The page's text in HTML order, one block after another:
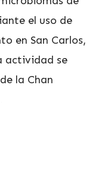
el uso de
en San Carlos,
actividad se
la Chan